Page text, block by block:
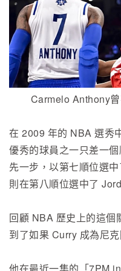
Carmelo Anthony
在 2009 年的 NBA 選秀
優秀的球員之一只差一
先一步，以第七順位選
則在第八順位選中了
回顧 NBA 歷史上的這
到了如果 Curry 成為尼